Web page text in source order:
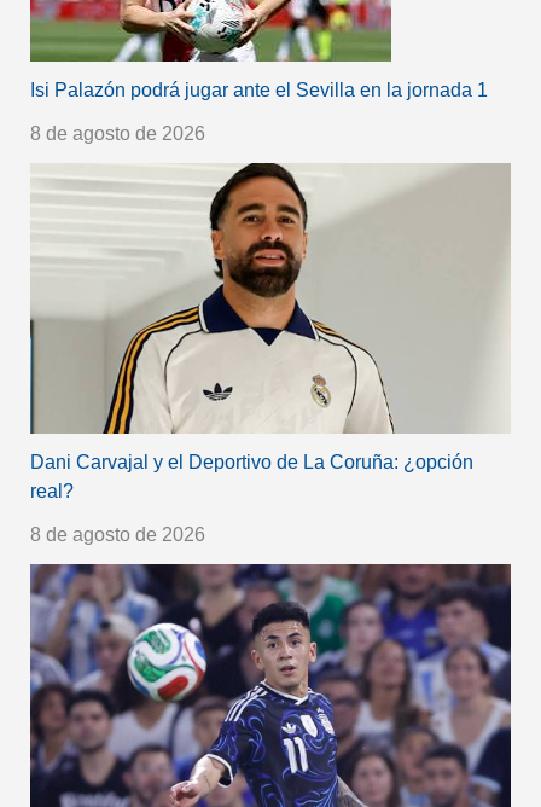
Isi Palazón podrá jugar ante el Sevilla en la jornada 1
8 de agosto de 2026
Dani Carvajal y el Deportivo de La Coruña: ¿opción
real?
8 de agosto de 2026